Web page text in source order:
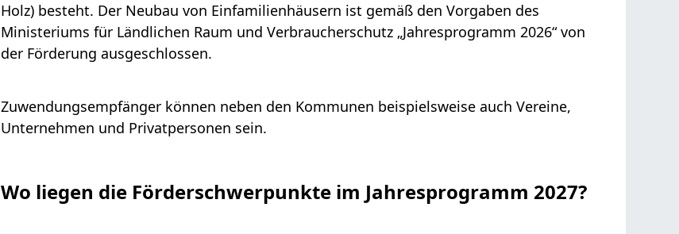
Holz) besteht. Der Neubau von Einfamilienhäusern ist gemäß den Vorgaben des
Ministeriums für Ländlichen Raum und Verbraucherschutz „Jahresprogramm 2026“ von
der Förderung ausgeschlossen.
Zuwendungsempfänger können neben den Kommunen beispielsweise auch Vereine,
Unternehmen und Privatpersonen sein.
Wo liegen die Förderschwerpunkte im Jahresprogramm 2027?